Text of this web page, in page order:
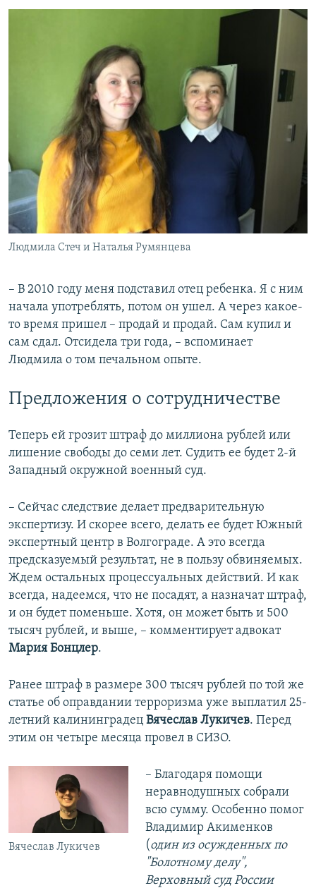
Людмила Стеч и Наталья Румянцева
– В 2010 году меня подставил отец ребенка. Я с ним
начала употреблять, потом он ушел. А через какое-
то время пришел – продай и продай. Сам купил и
сам сдал. Отсидела три года, – вспоминает
Людмила о том печальном опыте.
Предложения о сотрудничестве
Теперь ей грозит штраф до миллиона рублей или
лишение свободы до семи лет. Судить ее будет 2-й
Западный окружной военный суд.
– Сейчас следствие делает предварительную
экспертизу. И скорее всего, делать ее будет Южный
экспертный центр в Волгограде. А это всегда
предсказуемый результат, не в пользу обвиняемых.
Ждем остальных процессуальных действий. И как
всегда, надеемся, что не посадят, а назначат штраф,
и он будет поменьше. Хотя, он может быть и 500
тысяч рублей, и выше, – комментирует адвокат
Мария Бонцлер.
Ранее штраф в размере 300 тысяч рублей по той же
статье об оправдании терроризма уже выплатил 25-
летний калининградец Вячеслав Лукичев. Перед
этим он четыре месяца провел в СИЗО.
Вячеслав Лукичев
– Благодаря помощи
неравнодушных собрали
всю сумму. Особенно помог
Владимир Акименков
(один из осужденных по
"Болотному делу",
Верховный суд России